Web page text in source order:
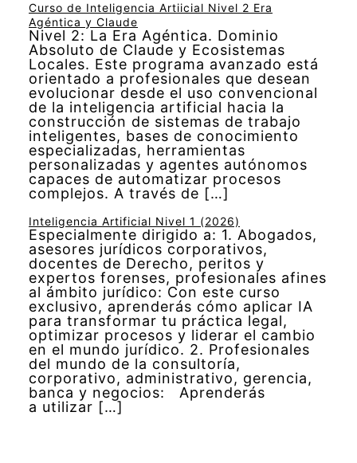
Curso de Inteligencia Artiicial Nivel 2 Era
Agéntica y Claude
Nivel 2: La Era Agéntica. Dominio
Absoluto de Claude y Ecosistemas
Locales. Este programa avanzado está
orientado a profesionales que desean
evolucionar desde el uso convencional
de la inteligencia artificial hacia la
construcción de sistemas de trabajo
inteligentes, bases de conocimiento
especializadas, herramientas
personalizadas y agentes autónomos
capaces de automatizar procesos
complejos. A través de […]
Inteligencia Artificial Nivel 1 (2026)
Especialmente dirigido a: 1. Abogados,
asesores jurídicos corporativos,
docentes de Derecho, peritos y
expertos forenses, profesionales afines
al ámbito jurídico: Con este curso
exclusivo, aprenderás cómo aplicar IA
para transformar tu práctica legal,
optimizar procesos y liderar el cambio
en el mundo jurídico. 2. Profesionales
del mundo de la consultoría,
corporativo, administrativo, gerencia,
banca y negocios: Aprenderás
a utilizar […]